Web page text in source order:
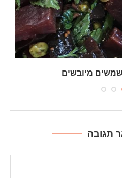
מיובשים
תגובה